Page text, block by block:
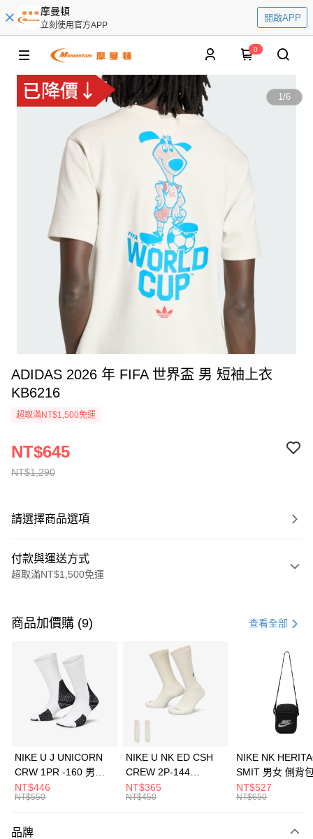
摩曼頓
立刻使用官方APP
開啟APP
0
1/6
ADIDAS 2026 年 FIFA 世界盃 男 短袖上衣
KB6216
超取滿NT$1,500免運
NT$1,290
NT$645
請選擇商品選項
付款與運送方式
超取滿NT$1,500免運
信用卡一次付款
3 期 0 利率 每期 21家銀行
合作金庫商業銀行
第一商業銀行
華南商業銀行
彰化商業銀行
上海商業儲蓄銀行
元大商業銀行
Apple Pay
全盈+PAY
AFTEE先享後付
【關於「AFTEE先享後付」】
商品加價購 (9) 查看全部
NIKE U J UNICORN
CRW 1PR -160 男女
中統襪 FZ3393100
NT$446
NT$550
NIKE U NK ED CSH
CREW 2P-144
EMBRDY 男女 短統襪
FZ3073133
NT$365
NT$450
NIKE NK
SMIT 男女 側背
BA5871010
NT$527
NT$650
品牌